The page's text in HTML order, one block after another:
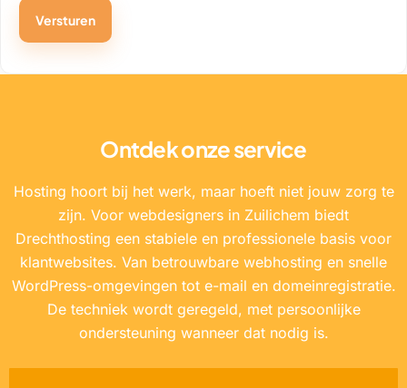
Ontdek onze service
Hosting hoort bij het werk, maar hoeft niet jouw zorg te
zijn. Voor webdesigners in Zuilichem biedt
Drechthosting een stabiele en professionele basis voor
klantwebsites. Van betrouwbare webhosting en snelle
WordPress-omgevingen tot e-mail en domeinregistratie.
De techniek wordt geregeld, met persoonlijke
ondersteuning wanneer dat nodig is.